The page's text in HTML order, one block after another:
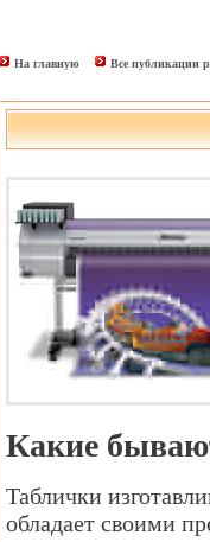
На главную Все публикации
Какие
Таблички
обладает своими